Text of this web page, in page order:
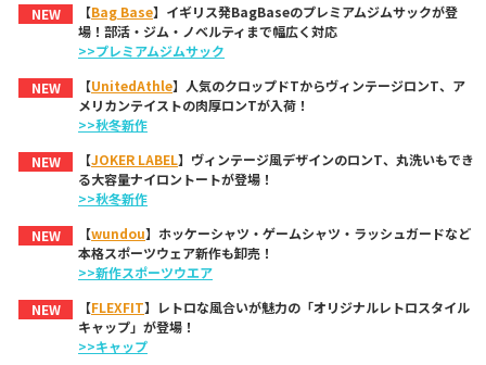
NEW
【Bag Base】イギリス発BagBaseのプレミアムジムサックが登
場！部活・ジム・ノベルティまで幅広く対応
>>プレミアムジムサック
NEW
【UnitedAthle】人気のクロップドTからヴィンテージロンT、ア
メリカンテイストの肉厚ロンTが入荷！
>>秋冬新作
NEW
【JOKER LABEL】ヴィンテージ風デザインのロンT、丸洗いもでき
る大容量ナイロントートが登場！
>>秋冬新作
NEW
【wundou】ホッケーシャツ・ゲームシャツ・ラッシュガードなど
本格スポーツウェア新作も卸売！
>>新作スポーツウエア
NEW
【FLEXFIT】レトロな風合いが魅力の「オリジナルレトロスタイル
キャップ」が登場！
>>キャップ